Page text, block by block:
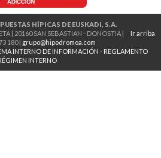
HÍPICAS DE EUSKADI, S.A.
Ir arriba
| 20160 SAN SEBASTIAN - DONOSTIA |
180 | grupo@hipodromoa.com
INTERNO DE INFORMACIÓN - REGLAMENTO
INTERNO